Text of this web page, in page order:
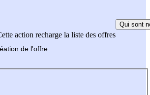
action recharge la liste des offres
Qui sont
de l'offre